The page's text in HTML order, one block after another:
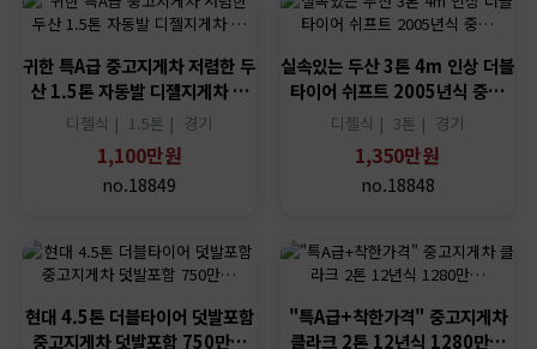
귀한 특A급 중고지게차 저렴한 두
산 1.5톤 자동발 디젤지게차 …
디젤식 | 1.5톤 | 경기
1,100만원
no.18849
실속있는 두산 3톤 4m 인상 더블
타이어 쉬프트 2005년식 중…
디젤식 | 3톤 | 경기
1,350만원
no.18848
현대 4.5톤 더블타이어 덧발포함
중고지게차 덧발포함 750만…
"특A급+착한가격" 중고지게차
클라크 2톤 12년식 1280만…